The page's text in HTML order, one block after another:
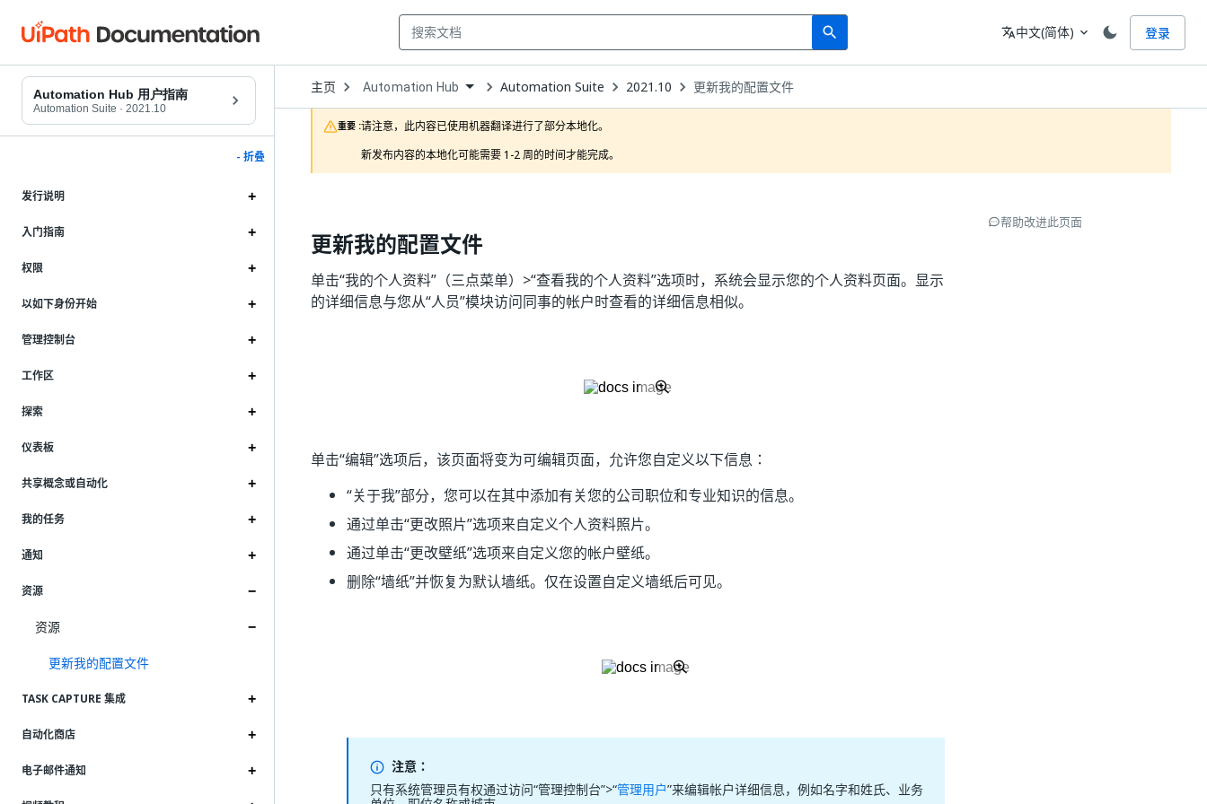
search
Search 语言
translate中文(简体) expand_more 登录
Automation Hub 用户指南
Automation Suite · 2021.10
- 折叠
发行说明
入门指南
权限
以如下身份开始
管理控制台
工作区
探索
仪表板
共享概念或自动化
我的任务
通知
资源
资源
更新我的配置文件
TASK CAPTURE 集成
自动化商店
电子邮件通知
主页 Open
Dropdown
to
choose
product
Automation Hub Automation Suite 2021.10 更新我的配置文件
重要 :请注意，此内容已使用机器翻译进行了部分本地化。
新发布内容的本地化可能需要 1-2 周的时间才能完成。
更新我的配置文件
单击“我的个人资料”（三点菜单）>“查看我的个人资料”选项时，系统会显示您的个人资料页面。显示
的详细信息与您从“人员”模块访问同事的帐户时查看的详细信息相似。
单击“编辑”选项后，该页面将变为可编辑页面，允许您自定义以下信息：
“关于我”部分，您可以在其中添加有关您的公司职位和专业知识的信息。
通过单击“更改照片”选项来自定义个人资料照片。
通过单击“更改壁纸”选项来自定义您的帐户壁纸。
删除“墙纸”并恢复为默认墙纸。仅在设置自定义墙纸后可见。
注意：
只有系统管理员有权通过访问“管理控制台”>“管理用户”来编辑帐户详细信息，例如名字和姓氏、业务
帮助改进此页面